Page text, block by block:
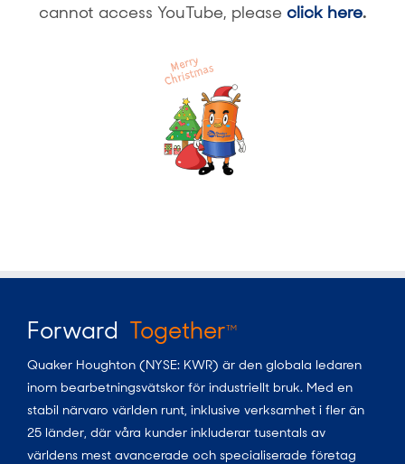
cannot access YouTube, please click here.
Forward TogetherTM
Quaker Houghton (NYSE: KWR) är den globala ledaren
inom bearbetningsvätskor för industriellt bruk. Med en
stabil närvaro världen runt, inklusive verksamhet i fler än
25 länder, där våra kunder inkluderar tusentals av
världens mest avancerade och specialiserade företag